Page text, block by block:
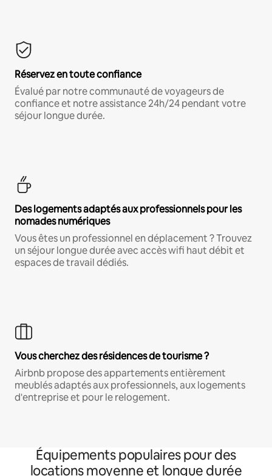
Réservez en toute confiance
Évalué par notre communauté de voyageurs de
confiance et notre assistance 24h/24 pendant votre
séjour longue durée.
Des logements adaptés aux professionnels pour les
nomades numériques
Vous êtes un professionnel en déplacement ? Trouvez
un séjour longue durée avec accès wifi haut débit et
espaces de travail dédiés.
Vous cherchez des résidences de tourisme ?
Airbnb propose des appartements entièrement
meublés adaptés aux professionnels, aux logements
d'entreprise et pour le relogement.
Équipements populaires pour des
locations moyenne et longue durée